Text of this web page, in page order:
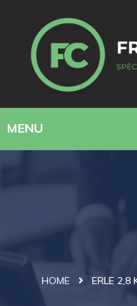
HOME ERLE 2,8